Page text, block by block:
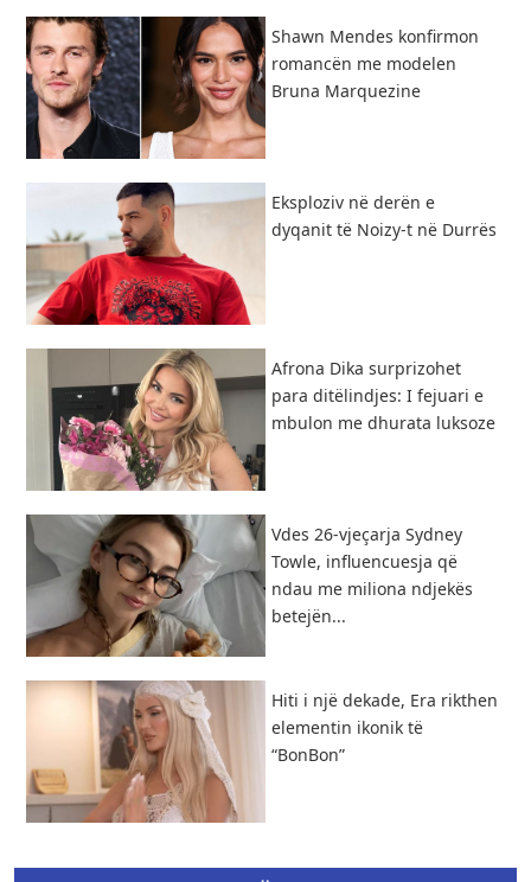
Shawn Mendes konfirmon
romancën me modelen
Bruna Marquezine
Eksploziv në derën e
dyqanit të Noizy-t në Durrës
Afrona Dika surprizohet
para ditëlindjes: I fejuari e
mbulon me dhurata luksoze
Vdes 26-vjeçarja Sydney
Towle, influencuesja që
ndau me miliona ndjekës
betejën...
Hiti i një dekade, Era rikthen
elementin ikonik të
“BonBon”